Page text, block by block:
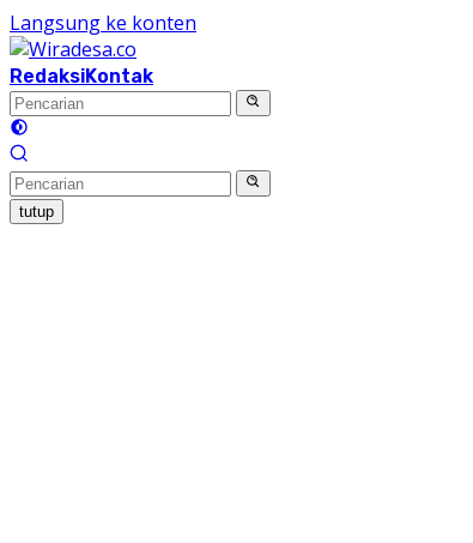
Langsung ke konten
RedaksiKontak
tutup